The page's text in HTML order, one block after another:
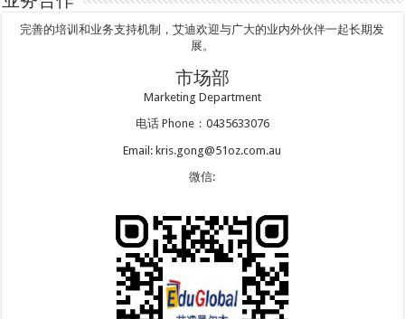
完善的培训和业务支持机制，艾迪欢迎与广大的业内外伙伴一起长期发
展。
市场部
Marketing Department
电话 Phone：0435633076
Email: kris.gong@51oz.com.au
微信: